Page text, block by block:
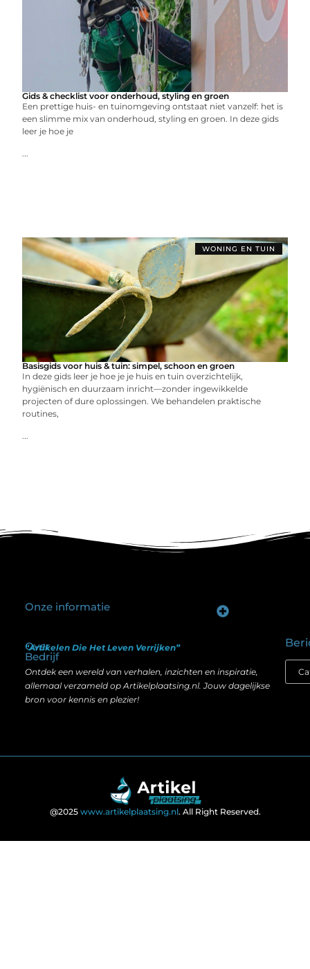
Gids & checklist voor onderhoud, styling en groen
Een prettige huis- en tuinomgeving ontstaat niet vanzelf: het is
een slimme mix van onderhoud, styling en groen. In deze gids
leer je hoe je
...
WONING EN TUIN
Basisgids voor huis & tuin: simpel, schoon en groen
In deze gids leer je hoe je je huis en tuin overzichtelijk,
hygiënisch en duurzaam inricht—zonder ingewikkelde
projecten of dure oplossingen. We behandelen praktische
routines,
...
Over
Bedrijf
“Artikelen Die Het Leven Verrijken”
Ontdek een wereld van verhalen, inzichten en inspiratie,
allemaal verzameld op Artikelplaatsing.nl. Jouw dagelijkse
bron voor kennis en plezier!
Onze informatie
@2025 www.artikelplaatsing.nl. All Right Reserved.